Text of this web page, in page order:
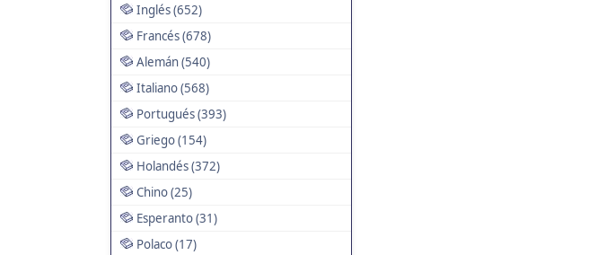
Inglés (652)
Francés (678)
Alemán (540)
Italiano (568)
Portugués (393)
Griego (154)
Holandés (372)
Chino (25)
Esperanto (31)
Polaco (17)